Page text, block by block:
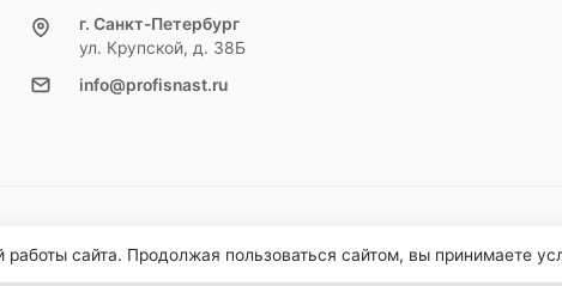
г. Санкт-Петербург
ул. Крупской, д. 38Б
info@profisnast.ru
сайта. Продолжая пользоваться сайтом, вы принимаете